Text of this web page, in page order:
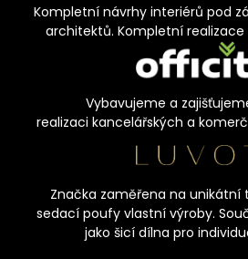
Kompletní návrhy interiérů pod
architektů. Kompletní realizace
Vybavujeme a
realizaci kancelářských a
Značka zaměřena na unikátní
sedací poufy vlastní výroby.
jako šicí dílna pro